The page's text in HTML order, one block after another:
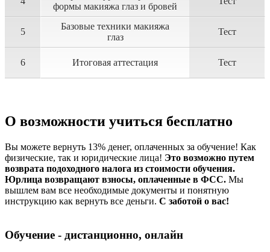
формы макияжа глаз и бровей
5
Базовые техники макияжа
глаз
Тест
6 Итоговая аттестация Тест
О возможности учиться бесплатно
Вы можете вернуть 13% денег, оплаченных за обучение! Как
физические, так и юридические лица! Это возможно путем
возврата подоходного налога из стоимости обучения.
Юрлица возвращают взносы, оплаченные в ФСС. Мы
вышлем вам все необходимые документы и понятную
инструкцию как вернуть все деньги. С заботой о вас!
Обучение - дистанционно, онлайн